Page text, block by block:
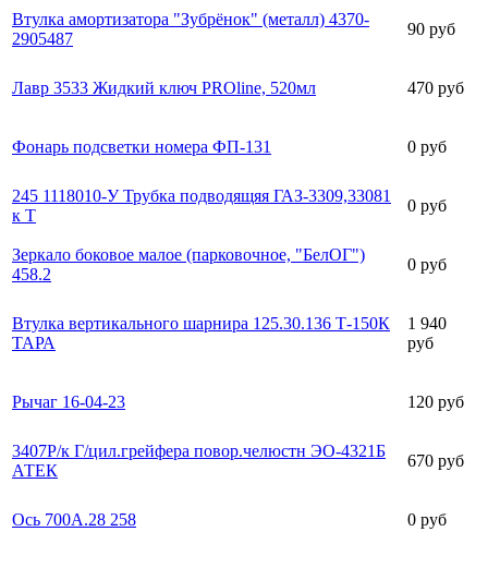
Втулка амортизатора "Зубрёнок" (металл) 4370-
2905487
90 руб
Лавр 3533 Жидкий ключ PROline, 520мл 470 руб
Фонарь подсветки номера ФП-131 0 руб
245 1118010-У Трубка подводящяя ГАЗ-3309,33081
к Т
0 руб
Зеркало боковое малое (парковочное, "БелОГ")
458.2
0 руб
Втулка вертикального шарнира 125.30.136 Т-150К
ТАРА
1 940
руб
Рычаг 16-04-23 120 руб
3407Р/к Г/цил.грейфера повор.челюстн ЭО-4321Б
АТЕК
670 руб
Ось 700А.28 258 0 руб